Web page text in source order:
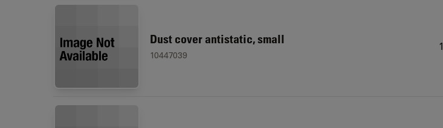
Dust cover antistatic, small
10447039
1